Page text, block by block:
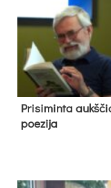
Pri­si­min­ta
poe­zi­ja